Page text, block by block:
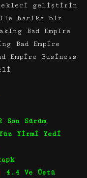
geliştirin
harika bir
Bad Empire
Bad Empire
Empire Business
Son Sürüm
Yirmi Yedi
4.4 Ve Üstü